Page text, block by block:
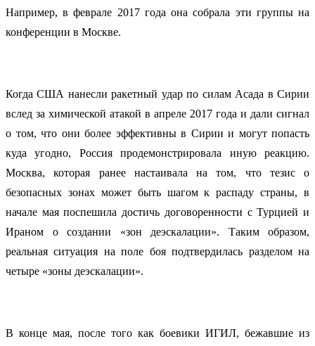
Например, в феврале 2017 года она собрала эти группы на
конференции в Москве.
Когда США нанесли ракетный удар по силам Асада в Сирии
вслед за химической атакой в апреле 2017 года и дали сигнал
о том, что они более эффективны в Сирии и могут попасть
куда угодно, Россия продемонстрировала иную реакцию.
Москва, которая ранее настаивала на том, что тезис о
безопасных зонах может быть шагом к распаду страны, в
начале мая поспешила достичь договоренности с Турцией и
Ираном о создании «зон деэскалации». Таким образом,
реальная ситуация на поле боя подтвердилась разделом на
четыре «зоны деэскалации».
В конце мая, после того как боевики ИГИЛ, бежавшие из